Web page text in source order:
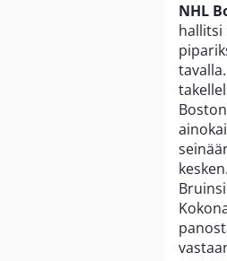
NHL
hallitsi
kesken.